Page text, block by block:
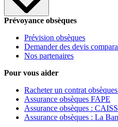
Prévoyance obsèques
Prévision obsèques
Demander des devis
Nos partenaires
Pour vous aider
Racheter un contrat
Assurance obsèques FAPE
Assurance obsèques :
Assurance obsèques : La